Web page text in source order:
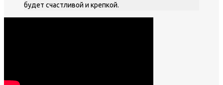
будет счастливой и крепкой.